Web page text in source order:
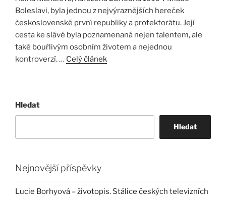
Boleslavi, byla jednou z nejvýraznějších hereček
československé první republiky a protektorátu. Její
cesta ke slávě byla poznamenaná nejen talentem, ale
také bouřlivým osobním životem a nejednou
kontroverzí. … Celý článek
Hledat
Hledat
Nejnovější příspěvky
Lucie Borhyová – životopis. Stálice českých televizních